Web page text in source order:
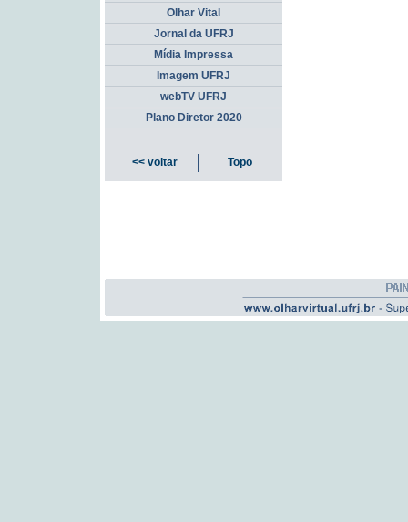
Olhar Vital
Jornal da UFRJ
Mídia Impressa
Imagem UFRJ
webTV UFRJ
Plano Diretor 2020
<< voltar Topo